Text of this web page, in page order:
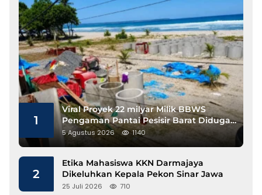
1
Viral Proyek 22 milyar Milik BBWS
Pengaman Pantai Pesisir Barat Diduga
Gunakan Besi Banci
5 Agustus 2026 1140
2
Etika Mahasiswa KKN Darmajaya
Dikeluhkan Kepala Pekon Sinar Jawa
25 Juli 2026 710